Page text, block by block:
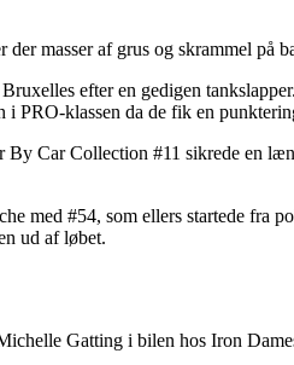
masser af grus og skrammel på
efter en gedigen
PRO-klassen da de fik en
Car Collection #11 sikrede en
med #54, som ellers startede
ud af løbet.
Gatting i bilen hos Iron